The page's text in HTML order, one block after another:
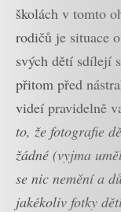
školách v tomto
rodičů je situace
svých dětí sdílejí
přitom před
videí pravidelně
to, že fotografie
žádné (vyjma
se nic nemění a
jakékoliv fotky